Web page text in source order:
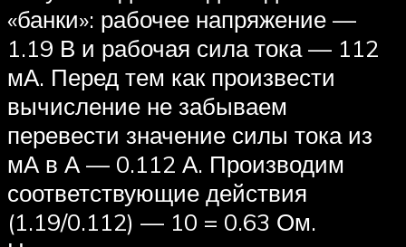
«банки»: рабочее напряжение —
1.19 В и рабочая сила тока — 112
мА. Перед тем как произвести
вычисление не забываем
перевести значение силы тока из
мА в А — 0.112 А. Производим
соответствующие действия
(1.19/0.112) — 10 = 0.63 Ом.